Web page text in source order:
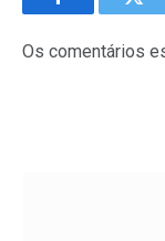
Facebook
Os comentários